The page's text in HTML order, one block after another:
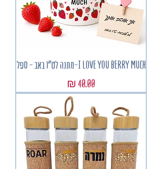
I LOVE YOU BERRY MUCH-מתנה לט"ו באב - ספל
מחיר